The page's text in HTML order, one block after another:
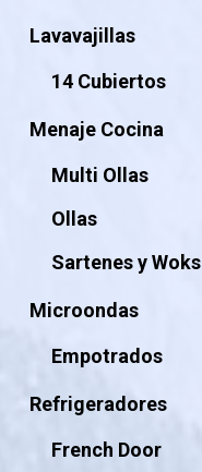
Lavavajillas
14 Cubiertos
Menaje Cocina
Multi Ollas
Ollas
Sartenes y Woks
Microondas
Empotrados
Refrigeradores
French Door